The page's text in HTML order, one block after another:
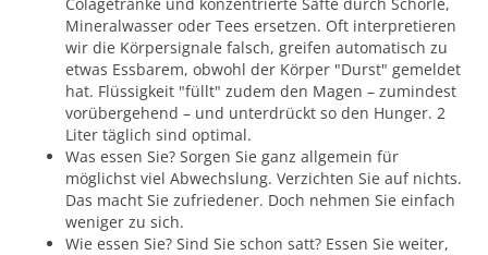
Mineralwasser oder Tees ersetzen. Oft interpretieren
wir die Körpersignale falsch, greifen automatisch zu
etwas Essbarem, obwohl der Körper "Durst" gemeldet
hat. Flüssigkeit "füllt" zudem den Magen – zumindest
vorübergehend – und unterdrückt so den Hunger. 2
Liter täglich sind optimal.
Was essen Sie? Sorgen Sie ganz allgemein für
möglichst viel Abwechslung. Verzichten Sie auf nichts.
Das macht Sie zufriedener. Doch nehmen Sie einfach
weniger zu sich.
Wie essen Sie? Sind Sie schon satt? Essen Sie weiter,